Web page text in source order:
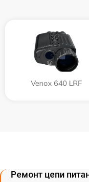
Venox 640 LRF
Ремонт цепи